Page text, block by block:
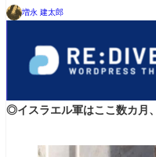
増永 建太郎
◎イスラエル軍はここ数カ月